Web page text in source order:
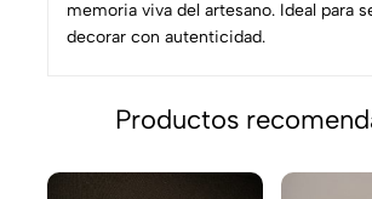
memoria viva del artesano. Ideal para
decorar con autenticidad.
Productos